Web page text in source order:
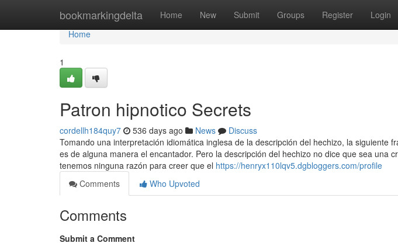
bookmarkingdelta Home New Submit Groups Register Login
Home
Home
1
Patron hipnotico Secrets
cordellh184quy7 536 days ago News
Discuss
Tomando una interpretación idiomática inglesa de la descripción del hechizo, la siguiente
es de alguna manera el encantador. Pero la descripción del hechizo no dice que sea una
tenemos ninguna razón para creer que el https://henryx110lqv5.dgbloggers.com/profile
Comments
Who Upvoted
Comments
Submit a Comment